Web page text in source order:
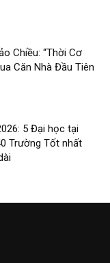
Chiều: “Thời Cơ
Căn Nhà Đầu Tiên
5 Đại học tại
Trường Tốt nhất